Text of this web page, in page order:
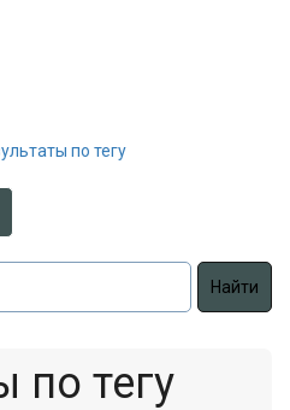
по тегу
по тегу